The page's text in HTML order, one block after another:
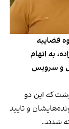
قضاییه
به اتهام
و سرویس
نوشت که این دو
و تایید
شدند.